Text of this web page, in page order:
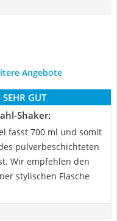
Angebote
SEHR GUT
Shaker:
fasst 700 ml und somit
pulverbeschichteten
Wir empfehlen den
stylischen Flasche